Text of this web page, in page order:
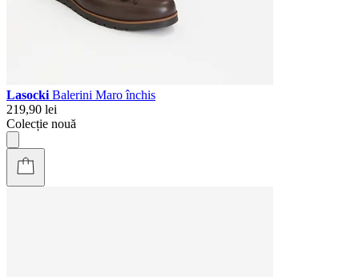
Lasocki Balerini Maro închis
219,90 lei
Colecție nouă